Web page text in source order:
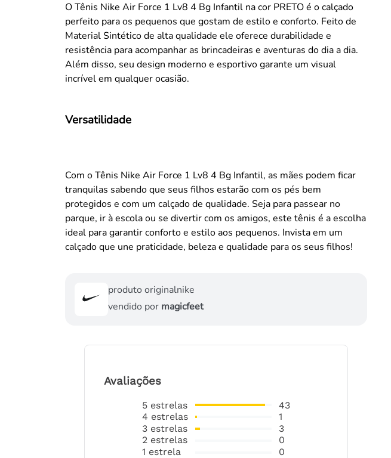
O Tênis Nike Air Force 1 Lv8 4 Bg Infantil na cor PRETO é o calçado
perfeito para os pequenos que gostam de estilo e conforto. Feito de
Material Sintético de alta qualidade ele oferece durabilidade e
resistência para acompanhar as brincadeiras e aventuras do dia a dia.
Além disso, seu design moderno e esportivo garante um visual
incrível em qualquer ocasião.
Versatilidade
Com o Tênis Nike Air Force 1 Lv8 4 Bg Infantil, as mães podem ficar
tranquilas sabendo que seus filhos estarão com os pés bem
protegidos e com um calçado de qualidade. Seja para passear no
parque, ir à escola ou se divertir com os amigos, este tênis é a escolha
ideal para garantir conforto e estilo aos pequenos. Invista em um
calçado que une praticidade, beleza e qualidade para os seus filhos!
produto originalnike
vendido por magicfeet
Avaliações
5 estrelas
4 estrelas
3 estrelas
2 estrelas
1 estrela
43
1
3
0
0